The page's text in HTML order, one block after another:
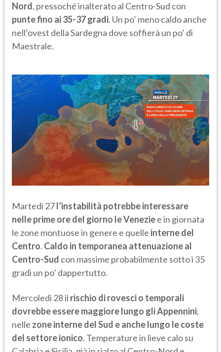
Nord, pressoché inalterato al Centro-Sud con
punte fino ai 35-37 gradi. Un po’ meno caldo anche
nell’ovest della Sardegna dove soffierà un po’ di
Maestrale.
Martedì 27l’instabilità potrebbe interessare
nelle prime ore del giorno le Veneziee in giornata
le zone montuose in genere e quelle interne del
Centro. Caldo in temporanea attenuazione al
Centro-Sud con massime probabilmente sotto i 35
gradi un po’ dappertutto.
Mercoledì 28 il rischio di rovesci o temporali
dovrebbe essere maggiore lungo gli Appennini,
nelle zone interne del Sud e anche lungo le coste
del settore ionico. Temperature in lieve calo su